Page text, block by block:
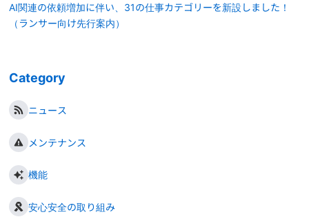
AI関連の依頼増加に伴い、31の仕事カテゴリーを新設しました！
（ランサー向け先行案内）
Category
ニュース
メンテナンス
機能
安心安全の取り組み